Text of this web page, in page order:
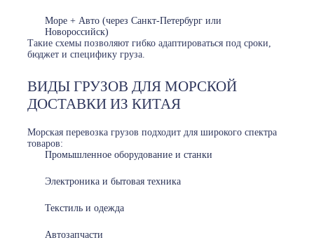
Море + Авто (через Санкт-Петербург или
Новороссийск)
Такие схемы позволяют гибко адаптироваться под сроки,
бюджет и специфику груза.
ВИДЫ ГРУЗОВ ДЛЯ МОРСКОЙ
ДОСТАВКИ ИЗ КИТАЯ
Морская перевозка грузов подходит для широкого спектра
товаров:
Промышленное оборудование и станки
Электроника и бытовая техника
Текстиль и одежда
Автозапчасти